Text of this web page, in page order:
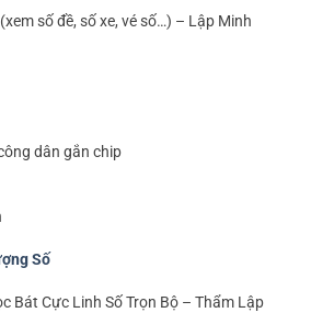
số đề, số xe, vé số…) – Lập Minh
dân gắn chip
Số
Bát Cực Linh Số Trọn Bộ – Thẩm Lập